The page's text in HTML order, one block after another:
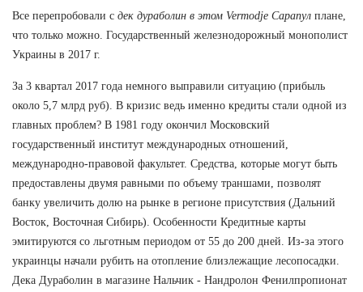
Все перепробовали с дек дураболин в этом Vermodje Сарапул плане,
что только можно. Государственный железнодорожный монополист
Украины в 2017 г.
За 3 квартал 2017 года немного выправили ситуацию (прибыль
около 5,7 млрд руб). В кризис ведь именно кредиты стали одной из
главных проблем? В 1981 году окончил Московский
государственный институт международных отношений,
международно-правовой факультет. Средства, которые могут быть
предоставлены двумя равными по объему траншами, позволят
банку увеличить долю на рынке в регионе присутствия (Дальний
Восток, Восточная Сибирь). Особенности Кредитные карты
эмитируются со льготным периодом от 55 до 200 дней. Из-за этого
украинцы начали рубить на отопление близлежащие лесопосадки.
Дека Дураболин в магазине Нальчик - Нандролон Фенилпропионат